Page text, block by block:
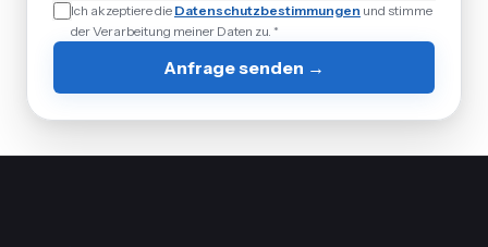
Ich akzeptiere die Datenschutzbestimmungen und stimme
der Verarbeitung meiner Daten zu. *
Anfrage senden →